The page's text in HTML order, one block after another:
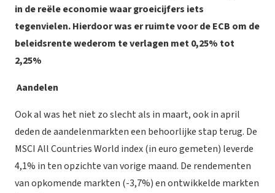
in de reële economie waar groeicijfers iets
tegenvielen. Hierdoor was er ruimte voor de ECB om de
beleidsrente wederom te verlagen met 0,25% tot
2,25%
Aandelen
Ook al was het niet zo slecht als in maart, ook in april
deden de aandelenmarkten een behoorlijke stap terug. De
MSCI All Countries World index (in euro gemeten) leverde
4,1% in ten opzichte van vorige maand. De rendementen
van opkomende markten (-3,7%) en ontwikkelde markten